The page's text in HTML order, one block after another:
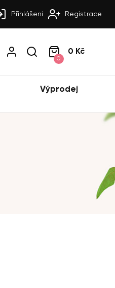
Přihlášení Registrace
0
0 Kč
Výprodej